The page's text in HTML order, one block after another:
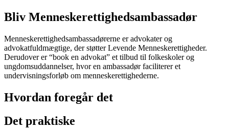
Bliv Menneskerettighedsambassadør
Menneskerettighedsambassadørerne er advokater og
advokatfuldmægtige, der støtter Levende Menneskerettigheder.
Derudover er “book en advokat” et tilbud til folkeskoler og
ungdomsuddannelser, hvor en ambassadør faciliterer et
undervisningsforløb om menneskerettighederne.
Hvordan foregår det
Det praktiske